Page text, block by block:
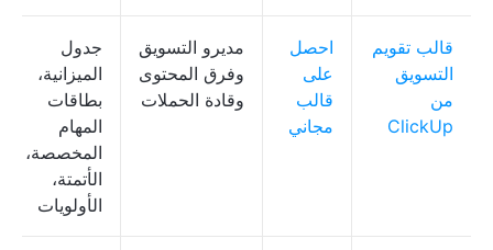
قالب تقويم
التسويق
من
ClickUp
احصل
على
قالب
مجاني
مديرو التسويق
وفرق المحتوى
وقادة الحملات
جدول
الميزانية،
بطاقات
المهام
المخصصة،
الأتمتة،
الأولويات